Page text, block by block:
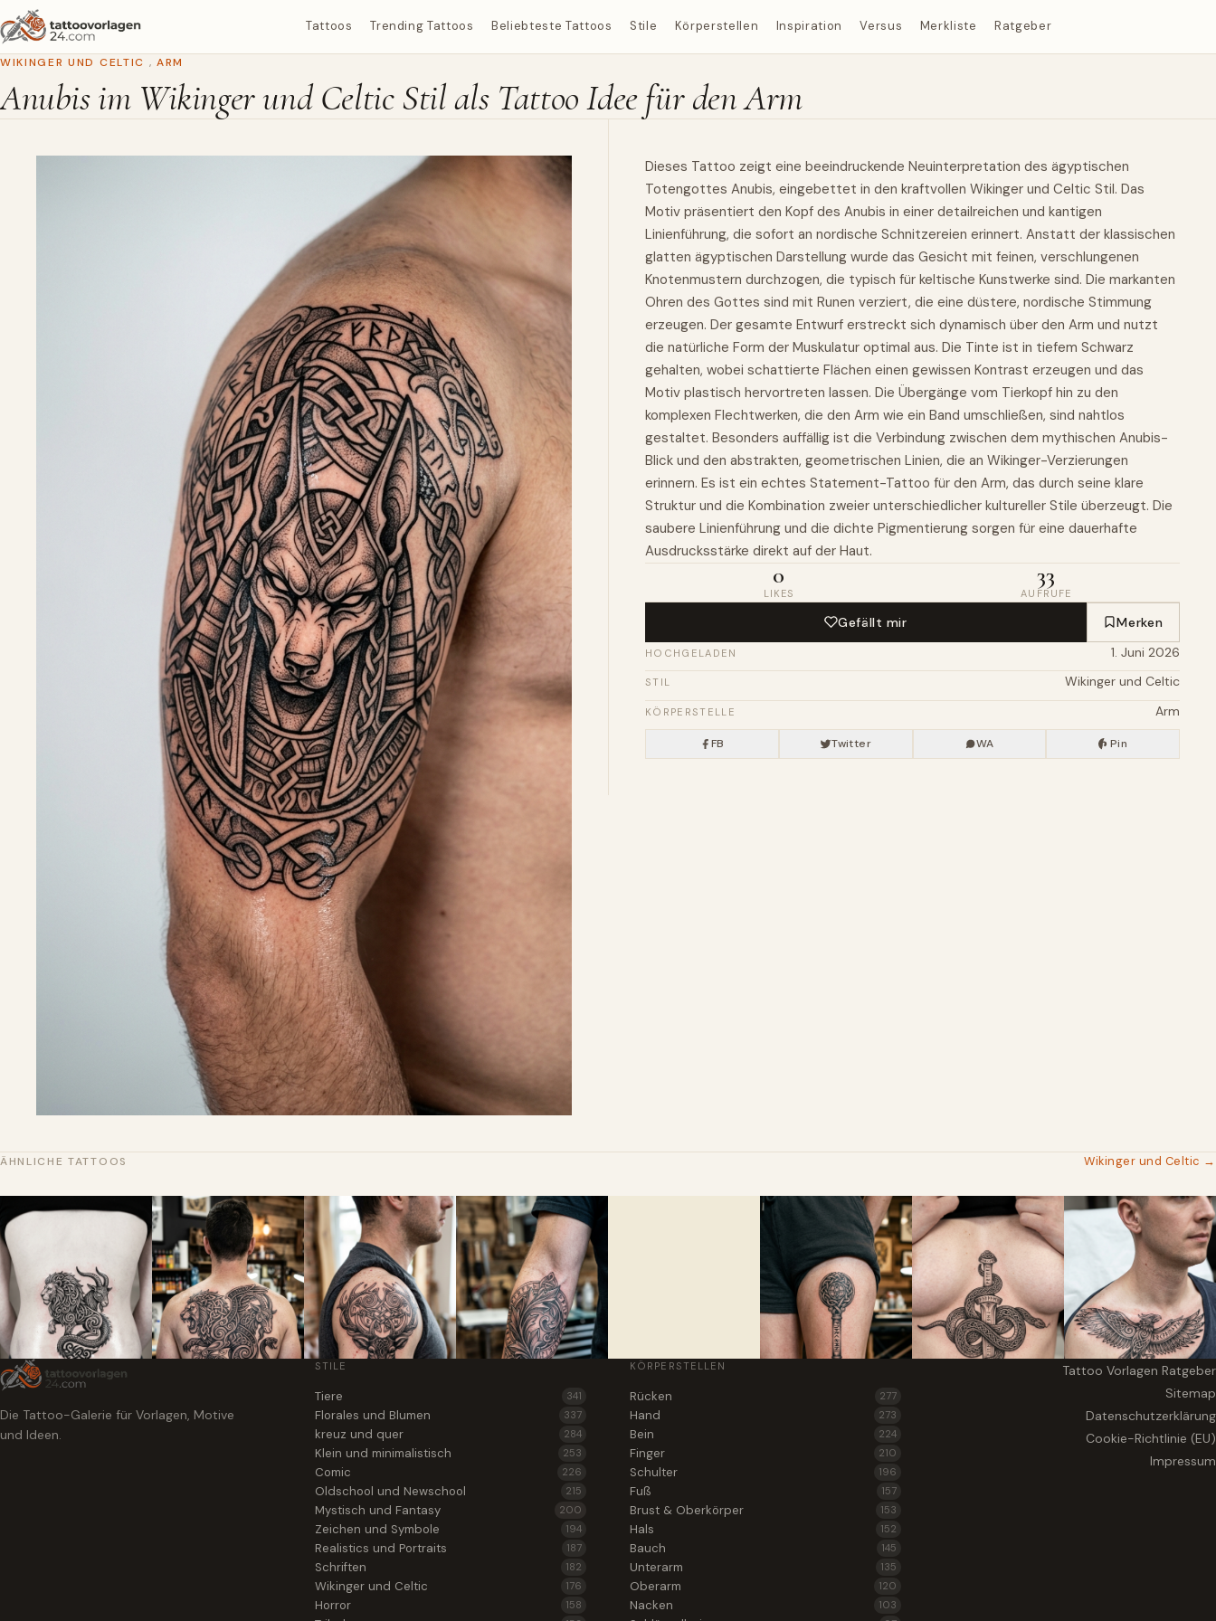
Tattoos Trending Tattoos Beliebteste Tattoos Stile Körperstellen Inspiration Versus Merkliste Ratgeber
WIKINGER UND CELTIC , ARM
Anubis im Wikinger und Celtic Stil als Tattoo Idee für den Arm
Dieses Tattoo zeigt eine beeindruckende Neuinterpretation des ägyptischen
Totengottes Anubis, eingebettet in den kraftvollen Wikinger und Celtic Stil. Das
Motiv präsentiert den Kopf des Anubis in einer detailreichen und kantigen
Linienführung, die sofort an nordische Schnitzereien erinnert. Anstatt der klassischen
glatten ägyptischen Darstellung wurde das Gesicht mit feinen, verschlungenen
Knotenmustern durchzogen, die typisch für keltische Kunstwerke sind. Die markanten
Ohren des Gottes sind mit Runen verziert, die eine düstere, nordische Stimmung
erzeugen. Der gesamte Entwurf erstreckt sich dynamisch über den Arm und nutzt
die natürliche Form der Muskulatur optimal aus. Die Tinte ist in tiefem Schwarz
gehalten, wobei schattierte Flächen einen gewissen Kontrast erzeugen und das
Motiv plastisch hervortreten lassen. Die Übergänge vom Tierkopf hin zu den
komplexen Flechtwerken, die den Arm wie ein Band umschließen, sind nahtlos
gestaltet. Besonders auffällig ist die Verbindung zwischen dem mythischen Anubis-
Blick und den abstrakten, geometrischen Linien, die an Wikinger-Verzierungen
erinnern. Es ist ein echtes Statement-Tattoo für den Arm, das durch seine klare
Struktur und die Kombination zweier unterschiedlicher kultureller Stile überzeugt. Die
saubere Linienführung und die dichte Pigmentierung sorgen für eine dauerhafte
Ausdrucksstärke direkt auf der Haut.
0
LIKES
33
AUFRUFE
Gefällt mir Merken
HOCHGELADEN 1. Juni 2026
STIL Wikinger und Celtic
KÖRPERSTELLE Arm
FB Twitter WA Pin
ÄHNLICHE TATTOOS Wikinger und Celtic →
Die Tattoo-Galerie für Vorlagen, Motive
und Ideen.
STILE
Tiere 341
Florales und Blumen 337
kreuz und quer 284
Klein und minimalistisch 253
Comic 226
Oldschool und Newschool 215
Mystisch und Fantasy 200
Zeichen und Symbole 194
Realistics und Portraits 187
Schriften 182
Wikinger und Celtic 176
Horror 158
KÖRPERSTELLEN
Rücken 277
Hand 273
Bein 224
Finger 210
Schulter 196
Fuß 157
Brust & Oberkörper 153
Hals 152
Bauch 145
Unterarm 135
Oberarm 120
Nacken 103
Tattoo Vorlagen Ratgeber
Sitemap
Datenschutzerklärung
Cookie-Richtlinie (EU)
Impressum